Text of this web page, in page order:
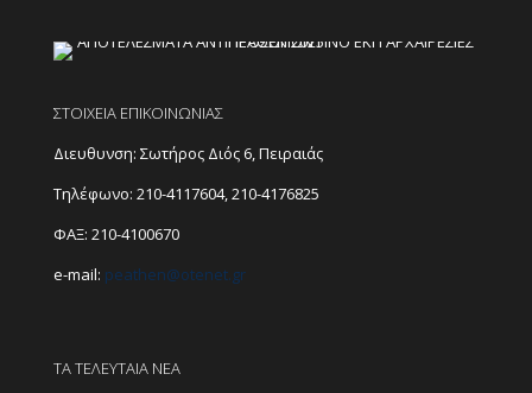
ΣΤΟΙΧΕΙΑ ΕΠΙΚΟΙΝΩΝΙΑΣ
Διευθυνση: Σωτήρος Διός 6, Πειραιάς
Τηλέφωνο: 210-4117604,210-4176825
ΦΑΞ: 210-4100670
e-mail: peathen@otenet.gr
ΤΑ ΤΕΛΕΥΤΑΙΑ ΝΕΑ